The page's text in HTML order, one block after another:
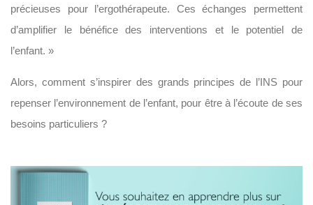
précieuses pour l’ergothérapeute. Ces échanges permettent
d’amplifier le bénéfice des interventions et le potentiel de
l’enfant. »
Alors, comment s’inspirer des grands principes de l’INS pour
repenser l’environnement de l’enfant, pour être à l’écoute de ses
besoins particuliers ?